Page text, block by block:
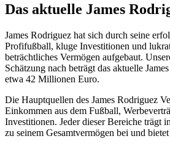
Das aktuelle James
James Rodriguez hat sich durch seine
Profifußball, kluge Investitionen und
beträchtliches Vermögen aufgebaut.
Schätzung nach beträgt das aktuelle
etwa 42 Millionen Euro.
Die Hauptquellen des James Rodriguez
Einkommen aus dem Fußball,
Investitionen. Jeder dieser Bereiche trägt
zu seinem Gesamtvermögen bei und